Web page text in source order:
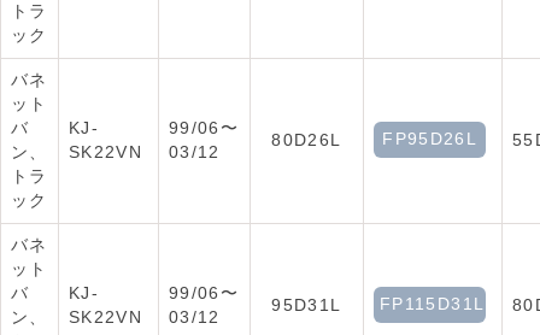
トラ
ック
バネ
ット
バ
ン、
トラ
ック
KJ-
SK22VN
99/06〜
03/12
80D26L FP95D26L
バネ
ット
バ
ン、
KJ-
SK22VN
99/06〜
03/12
95D31L FP115D31L